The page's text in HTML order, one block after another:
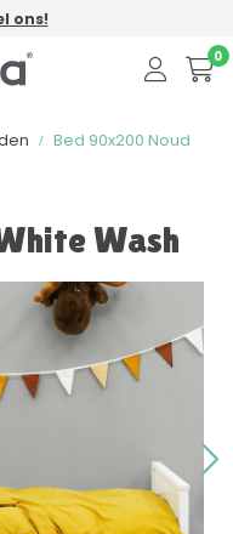
ons!
0
Bed 90x200 Noud
Wash